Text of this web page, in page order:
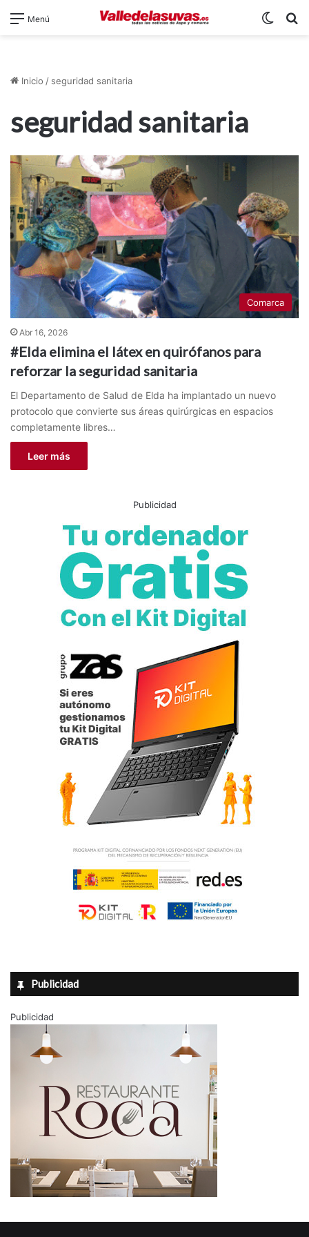
Menú
Inicio / seguridad sanitaria
seguridad sanitaria
Comarca
Abr 16, 2026
#Elda elimina el látex en quirófanos para
reforzar la seguridad sanitaria
El Departamento de Salud de Elda ha implantado un nuevo
protocolo que convierte sus áreas quirúrgicas en espacios
completamente libres…
Leer más
Publicidad
Publicidad
Publicidad